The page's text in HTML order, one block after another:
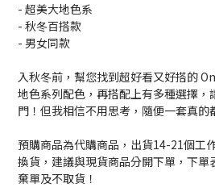
- 超美大地色系
- 秋冬百搭款
- 男女同款
入秋冬前，幫您找到超好看又好搭的
地色系列配色，再搭配上有多種選擇，
門！但我相信不用思考，隨便一套真的
預購商品為代購商品，出貨14-21個工
換貨，建議與現貨商品分開下單，下單
棄單及不取貨！